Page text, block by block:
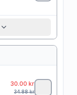
30.00 kr
34.88kr